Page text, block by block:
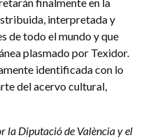
finalmente en la
interpretada y
de todo el mundo y que
plasmado por Texidor.
identificada con lo
del acervo cultural,
la Diputació de València y el